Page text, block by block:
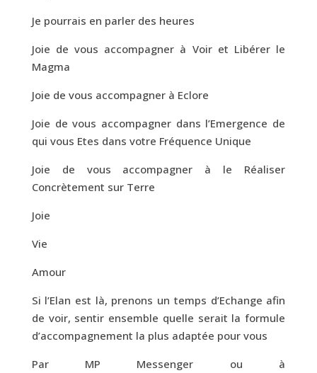
Je pourrais en parler des heures
Joie de vous accompagner à Voir et Libérer le
Magma
Joie de vous accompagner à Eclore
Joie de vous accompagner dans l’Emergence de
qui vous Etes dans votre Fréquence Unique
Joie de vous accompagner à le Réaliser
Concrètement sur Terre
Joie
Vie
Amour
Si l’Elan est là, prenons un temps d’Echange afin
de voir, sentir ensemble quelle serait la formule
d’accompagnement la plus adaptée pour vous
Par MP Messenger ou à